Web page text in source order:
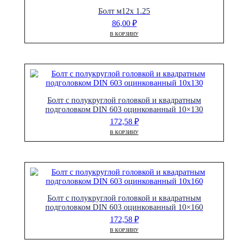
Болт м12х 1.25
86,00 ₽
В КОРЗИНУ
Болт с полукруглой головкой и квадратным
подголовком DIN 603 оцинкованный 10×130
172,58 ₽
В КОРЗИНУ
Болт с полукруглой головкой и квадратным
подголовком DIN 603 оцинкованный 10×160
172,58 ₽
В КОРЗИНУ